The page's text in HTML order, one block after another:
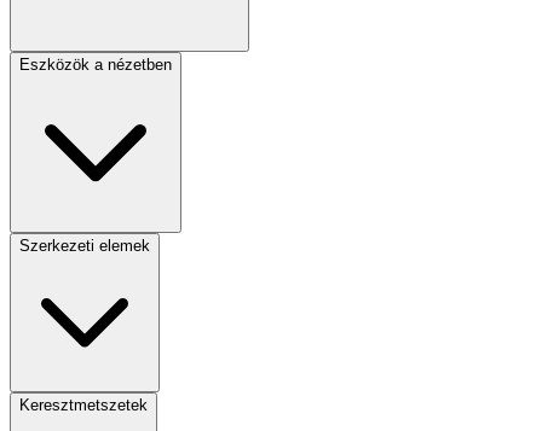
Eszközök a nézetben
Szerkezeti elemek
Keresztmetszetek